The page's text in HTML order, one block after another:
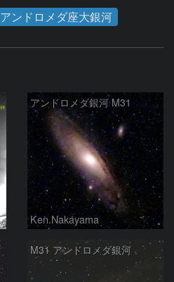
アンドロメダ座大銀河
アンドロメダ銀河 M31
Ken.Nakayama
M31 アンドロメダ銀河